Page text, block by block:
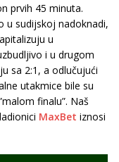
prvih 45 minuta.
u sudijskoj nadoknadi,
u
i u drugom
sa 2:1, a odlučujući
utakmice bile su
finalu”. Naš
MaxBet iznosi